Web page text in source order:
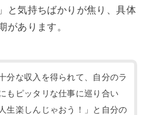
」と気持ちばかりが焦り、具体
があります。
分な収入を得られて、自分のラ
もピッタリな仕事に巡り合い
生楽しんじゃおう！」と自分の